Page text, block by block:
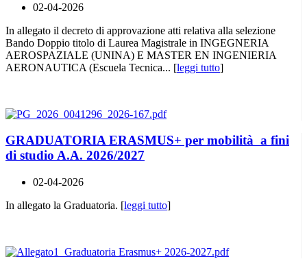
02-04-2026
In allegato il decreto di approvazione atti relativa alla selezione
Bando Doppio titolo di Laurea Magistrale in INGEGNERIA
AEROSPAZIALE (UNINA) E MASTER EN INGENIERIA
AERONAUTICA (Escuela Tecnica... [leggi tutto]
GRADUATORIA ERASMUS+ per mobilità a fini
di studio A.A. 2026/2027
02-04-2026
In allegato la Graduatoria. [leggi tutto]